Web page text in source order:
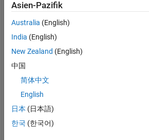
BEITRÄGE L
0
1
Asien-Pazifik
Australia (English)
India (English)
New Zealand (English)
中国
简体中文
English
日本 (日本語)
한국 (한국어)